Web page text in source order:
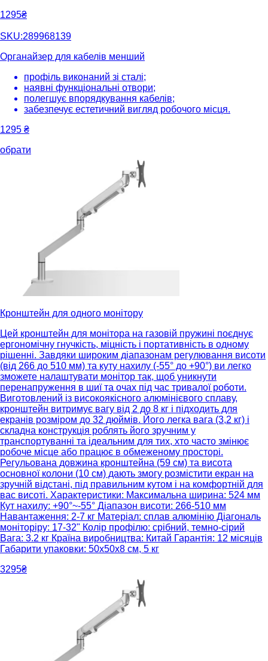
1295₴
SKU:289968139
Органайзер для кабелів менший
профіль виконаний зі сталі;
наявні функціональні отвори;
полегшує впорядкування кабелів;
забезпечує естетичний вигляд робочого місця.
1295 ₴
обрати
Кронштейн для одного монітору
Цей кронштейн для монітора на газовій пружині поєднує
ергономічну гнучкість, міцність і портативність в одному
рішенні. Завдяки широким діапазонам регулювання висоти
(від 266 до 510 мм) та куту нахилу (-55° до +90°) ви легко
зможете налаштувати монітор так, щоб уникнути
перенапруження в шиї та очах під час тривалої роботи.
Виготовлений із високоякісного алюмінієвого сплаву,
кронштейн витримує вагу від 2 до 8 кг і підходить для
екранів розміром до 32 дюймів. Його легка вага (3,2 кг) і
складна конструкція роблять його зручним у
транспортуванні та ідеальним для тих, хто часто змінює
робоче місце або працює в обмеженому просторі.
Регульована довжина кронштейна (59 см) та висота
основної колони (10 см) дають змогу розмістити екран на
зручній відстані, під правильним кутом і на комфортній для
вас висоті. Характеристики: Максимальна ширина: 524 мм
Кут нахилу: +90°~-55° Діапазон висоти: 266-510 мм
Навантаження: 2-7 кг Матеріал: сплав алюмінію Діагональ
моніторіру: 17-32" Колір профілю: срібний, темно-сірий
Вага: 3.2 кг Країна виробництва: Китай Гарантія: 12 місяців
Габарити упаковки: 50х50х8 см, 5 кг
3295₴